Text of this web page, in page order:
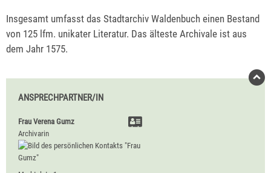
Insgesamt umfasst das Stadtarchiv Waldenbuch einen Bestand
von 125 lfm. unikater Literatur. Das älteste Archivale ist aus
dem Jahr 1575.
ANSPRECHPARTNER/IN
Frau Verena Gumz
Archivarin